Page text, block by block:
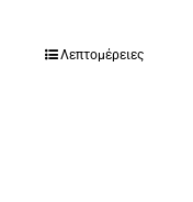
Λεπτομέρειες